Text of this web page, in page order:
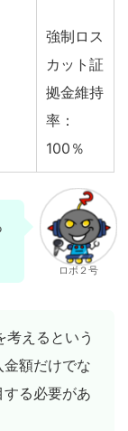
強制ロス
カット証
拠金維持
率：
100％
ロボ２号
考えるという
額だけでな
する必要があ